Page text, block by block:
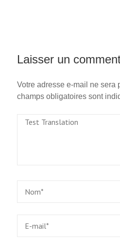
cœur de Père…
Laisser un
Votre adresse e-mail ne sera
champs obligatoires sont
Test